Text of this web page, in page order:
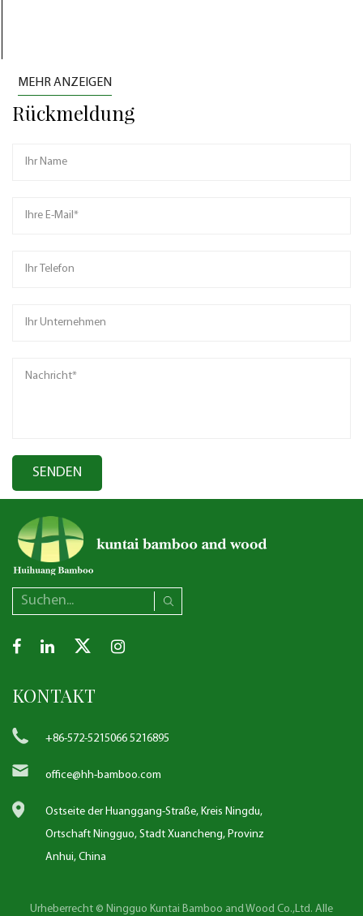
MEHR ANZEIGEN
Rückmeldung
KONTAKT
+86-572-5215066 5216895
office@hh-bamboo.com
Ostseite der Huanggang-Straße, Kreis Ningdu,
Ortschaft Ningguo, Stadt Xuancheng, Provinz
Anhui, China
Urheberrecht © Ningguo Kuntai Bamboo and Wood Co.,Ltd. Alle